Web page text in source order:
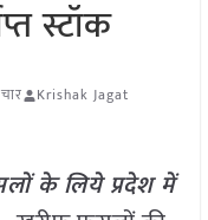
स्टॉक
Krishak Jagat
के लिये प्रदेश में